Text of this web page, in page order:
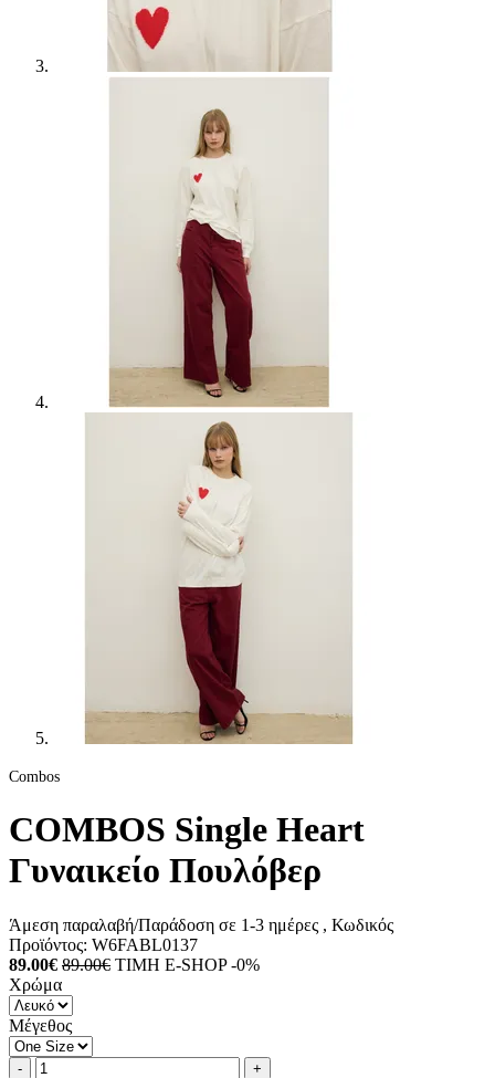
Combos
COMBOS Single Heart
Γυναικείο Πουλόβερ
Άμεση παραλαβή/Παράδοση σε 1-3 ημέρες , Κωδικός
Προϊόντος: W6FABL0137
89.00€ 89.00€ ΤΙΜΗ E-SHOP -0%
Χρώμα
Μέγεθος
Ποσότητα
-product.increase.quantity +